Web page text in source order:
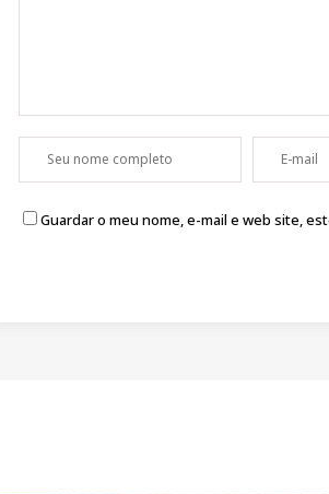
Guardar o meu nome, e-mail e web site,